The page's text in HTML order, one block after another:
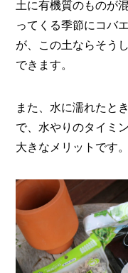
土に有機質のものが
ってくる季節にコバ
が、この土ならそう
できます。
また、水に濡れたと
で、水やりのタイミ
大きなメリットです。